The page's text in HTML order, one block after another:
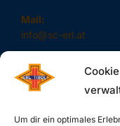
Um dir ein optimales
Mail:
info@sc-erl.at